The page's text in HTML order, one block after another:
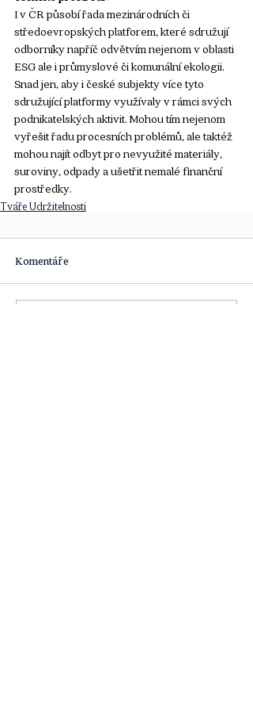
I v ČR působí řada mezinárodních či
středoevropských platforem, které sdružují
odborníky napříč odvětvím nejenom v oblasti
ESG ale i průmyslové či komunální ekologii.
Snad jen, aby i české subjekty více tyto
sdružující platformy využívaly v rámci svých
podnikatelských aktivit. Mohou tím nejenom
vyřešit řadu procesních problémů, ale taktéž
mohou najít odbyt pro nevyužité materiály,
suroviny, odpady a ušetřit nemalé finanční
prostředky.
Tváře Udržitelnosti
Komentáře